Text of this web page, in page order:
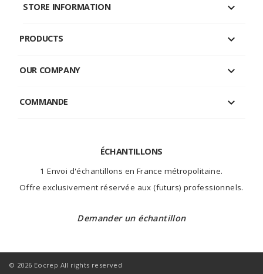
STORE INFORMATION keyboard_arrow_down
PRODUCTS 
OUR COMPANY 
COMMANDE 
ÉCHANTILLONS
1 Envoi d'échantillons en France métropolitaine.
Offre exclusivement réservée aux (futurs) professionnels.
Demander un échantillon
© 2026 Eocrep All rights reserved